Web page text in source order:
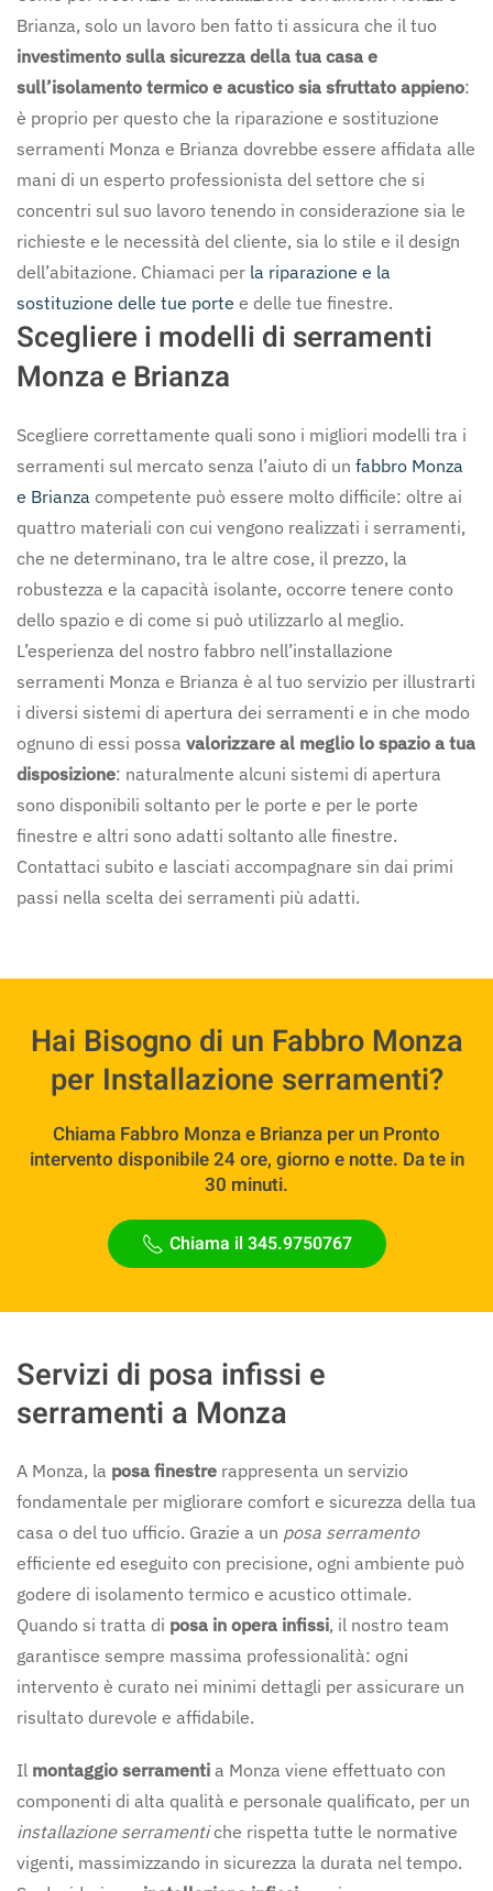
Brianza, solo un lavoro ben fatto ti assicura che il tuo
investimento sulla sicurezza della tua casa e
sull’isolamento termico e acustico sia sfruttato appieno:
è proprio per questo che la riparazione e sostituzione
serramenti Monza e Brianza dovrebbe essere affidata alle
mani di un esperto professionista del settore che si
concentri sul suo lavoro tenendo in considerazione sia le
richieste e le necessità del cliente, sia lo stile e il design
dell’abitazione. Chiamaci per la riparazione e la
sostituzione delle tue porte e delle tue finestre.
Scegliere i modelli di serramenti
Monza e Brianza
Scegliere correttamente quali sono i migliori modelli tra i
serramenti sul mercato senza l’aiuto di un fabbro Monza
e Brianza competente può essere molto difficile: oltre ai
quattro materiali con cui vengono realizzati i serramenti,
che ne determinano, tra le altre cose, il prezzo, la
robustezza e la capacità isolante, occorre tenere conto
dello spazio e di come si può utilizzarlo al meglio.
L’esperienza del nostro fabbro nell’installazione
serramenti Monza e Brianza è al tuo servizio per illustrarti
i diversi sistemi di apertura dei serramenti e in che modo
ognuno di essi possa valorizzare al meglio lo spazio a tua
disposizione: naturalmente alcuni sistemi di apertura
sono disponibili soltanto per le porte e per le porte
finestre e altri sono adatti soltanto alle finestre.
Contattaci subito e lasciati accompagnare sin dai primi
passi nella scelta dei serramenti più adatti.
Hai Bisogno di un Fabbro Monza
per Installazione serramenti?
Chiama Fabbro Monza e Brianza per un Pronto
intervento disponibile 24 ore, giorno e notte. Da te in
30 minuti.
Chiama il 345.9750767
Servizi di posa infissi e
serramenti a Monza
A Monza, la posa finestre rappresenta un servizio
fondamentale per migliorare comfort e sicurezza della tua
casa o del tuo ufficio. Grazie a un posa serramento
efficiente ed eseguito con precisione, ogni ambiente può
godere di isolamento termico e acustico ottimale.
Quando si tratta di posa in opera infissi, il nostro team
garantisce sempre massima professionalità: ogni
intervento è curato nei minimi dettagli per assicurare un
risultato durevole e affidabile.
Il montaggio serramenti a Monza viene effettuato con
componenti di alta qualità e personale qualificato, per un
installazione serramentiche rispetta tutte le normative
vigenti, massimizzando in sicurezza la durata nel tempo.